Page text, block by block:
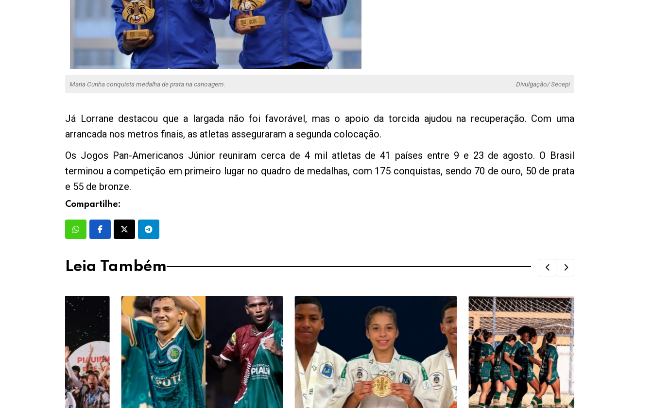
Maria Cunha conquista medalha de prata na canoagem. Divulgação/ Secepi
Já Lorrane destacou que a largada não foi favorável, mas o apoio da torcida ajudou na recuperação. Com uma
arrancada nos metros finais, as atletas asseguraram a segunda colocação.
Os Jogos Pan-Americanos Júnior reuniram cerca de 4 mil atletas de 41 países entre 9 e 23 de agosto. O Brasil
terminou a competição em primeiro lugar no quadro de medalhas, com 175 conquistas, sendo 70 de ouro, 50 de prata
e 55 de bronze.
Compartilhe:
Leia Também